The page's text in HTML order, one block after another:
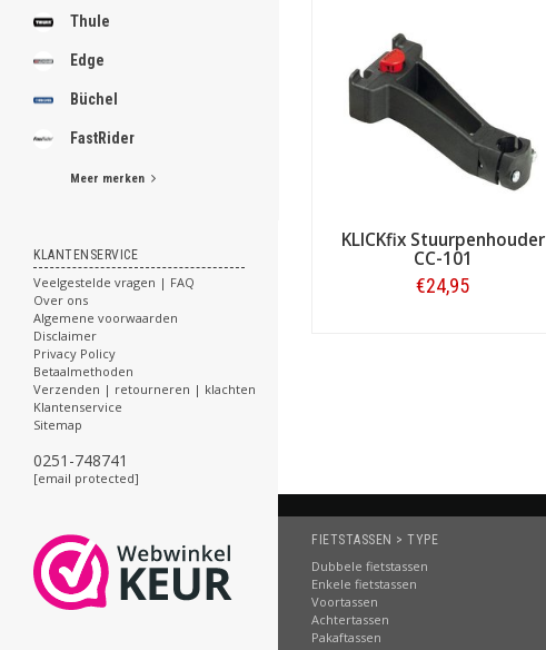
Thule
Edge
Büchel
FastRider
Meer merken
KLANTENSERVICE
Veelgestelde vragen | FAQ
Over ons
Algemene voorwaarden
Disclaimer
Privacy Policy
Betaalmethoden
Verzenden | retourneren | klachten
Klantenservice
Sitemap
0251-748741
[email protected]
.
.
.
KLICKfix Stuurpenhouder
CC-101
€24,95
FIETSTASSEN > TYPE
Dubbele fietstassen
Enkele fietstassen
Voortassen
Achtertassen
Pakaftassen